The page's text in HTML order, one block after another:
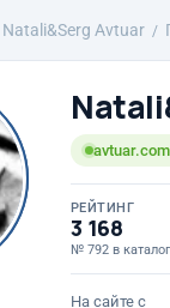
Natali&Serg Avtuar
РЕЙТИНГ
3 168
№ 792 в
На сайте с